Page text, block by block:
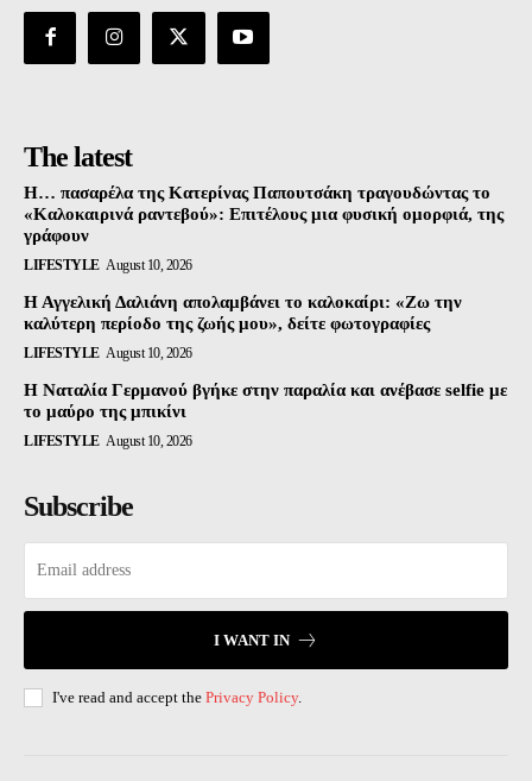
The latest
Η… πασαρέλα της Κατερίνας Παπουτσάκη τραγουδώντας το
«Καλοκαιρινά ραντεβού»: Επιτέλους μια φυσική ομορφιά, της
γράφουν
LIFESTYLE August 10, 2026
Η Αγγελική Δαλιάνη απολαμβάνει το καλοκαίρι: «Ζω την
καλύτερη περίοδο της ζωής μου», δείτε φωτογραφίες
LIFESTYLE August 10, 2026
Η Ναταλία Γερμανού βγήκε στην παραλία και ανέβασε selfie με
το μαύρο της μπικίνι
LIFESTYLE August 10, 2026
Subscribe
I WANT IN
I've read and accept the Privacy Policy.